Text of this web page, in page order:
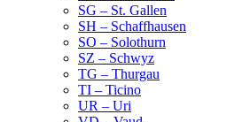
SG – St. Gallen
SH – Schaffhausen
SO – Solothurn
SZ – Schwyz
TG – Thurgau
TI – Ticino
UR – Uri